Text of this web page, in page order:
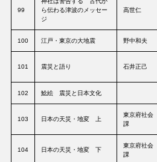
99
ら伝わる津波のメッセー
ジ
高世仁
100 江戸・東京の大地震 野中和夫
101 震災と語り 石井正己
102 鯰絵 震災と日本文化
103 日本の天災・地変 上
東京府社会
課
104 日本の天災・地変 下
東京府社会
課